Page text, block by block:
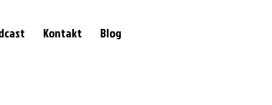
Kontakt Blog